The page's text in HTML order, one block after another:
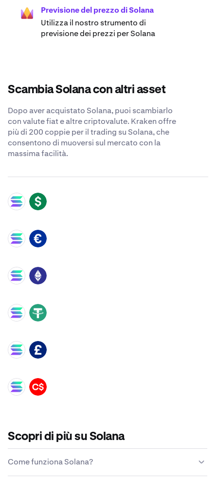
Previsione del prezzo di Solana
Utilizza il nostro strumento di
previsione dei prezzi per Solana
Scambia Solana con altri asset
Dopo aver acquistato Solana, puoi scambiarlo
con valute fiat e altre criptovalute. Kraken offre
più di 200 coppie per il trading su Solana, che
consentono di muoversi sul mercato con la
massima facilità.
SOL USD
SOL EUR
SOL ETH
SOL USDT
SOL GBP
SOL CAD
Scopri di più su Solana
Come funziona Solana?